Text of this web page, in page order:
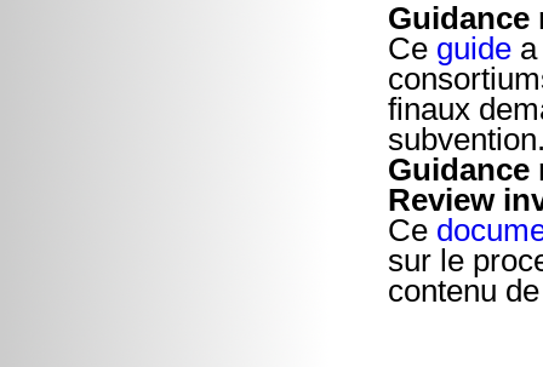
Ce guide
finaux
Guidance
Review
Ce
sur le
contenu